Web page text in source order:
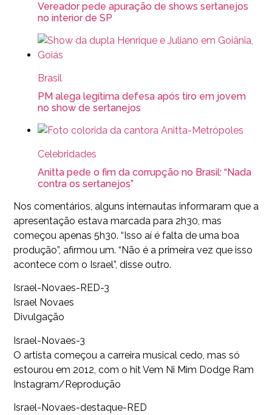
Vereador pede apuração de shows sertanejos
no interior de SP
Brasil
PM alega legítima defesa após tiro em jovem
no show de sertanejos
Celebridades
Anitta pede o fim da corrupção no Brasil: “Nada
contra os sertanejos”
Nos comentários, alguns internautas informaram que a
apresentação estava marcada para 2h30, mas
começou apenas 5h30. “Isso aí é falta de uma boa
produção”, afirmou um. “Não é a primeira vez que isso
acontece com o Israel”, disse outro.
Israel-Novaes-RED-3
Israel Novaes
Divulgação
Israel-Novaes-3
O artista começou a carreira musical cedo, mas só
estourou em 2012, com o hit Vem Ni Mim Dodge Ram
Instagram/Reprodução
Israel-Novaes-destaque-RED